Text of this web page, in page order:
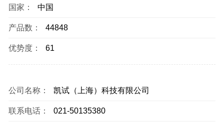
国家： 中国
产品数： 44848
优势度： 61
公司名称： 凯试（上海）科技有限公司
联系电话： 021-50135380